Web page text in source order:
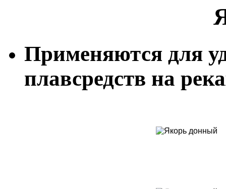
Применяются для
плавсредств на